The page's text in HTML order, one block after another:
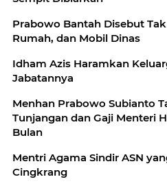
Prabowo Bantah Disebut
Rumah, dan Mobil Dinas
Idham Azis Haramkan
Jabatannya
Menhan Prabowo Subianto
Tunjangan dan Gaji Menteri
Bulan
Mentri Agama Sindir ASN
Cingkrang